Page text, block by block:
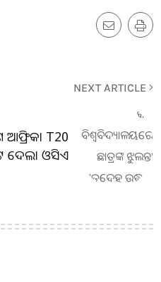
NEXT ARTICLE
ଆଫ୍ରିକା T20
ଦେଲା ଓସିଏ